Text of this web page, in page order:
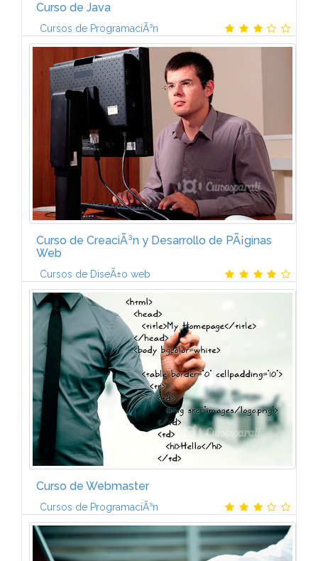
Curso de Java
Cursos de ProgramaciÃ³n
El curso estÃ¡ formado por tres mÃ³dulos:1.
INTRODUCCIÃN A JAVAÂ¿QuÃ© es Java?.
IntroducciÃ³n a la programaciÃ³n. Estructuras de
control. Procedimientos/Funciones. Paquetes...
Curso de CreaciÃ³n y Desarrollo de PÃ¡ginas
Web
Cursos de DiseÃ±o web
Historia y evoluciÃ³n de Internet. Internet como
mecanismo de comunicaciÃ³n. ConexiÃ³n a Internet.
TerminologÃ­a y protocolos. Los servicios de Internet
y su...
Curso de Webmaster
Cursos de ProgramaciÃ³n
La funciÃ³n del Webmaster consiste en una
diversidad de labores entre las que se destacan: la